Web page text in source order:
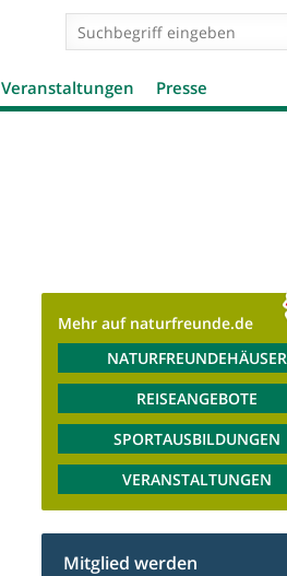
Suchformular
Veranstaltungen Presse
Mehr auf naturfreunde.de
NATURFREUNDEHÄUSER
REISEANGEBOTE
SPORTAUSBILDUNGEN
VERANSTALTUNGEN
Mitglied werden